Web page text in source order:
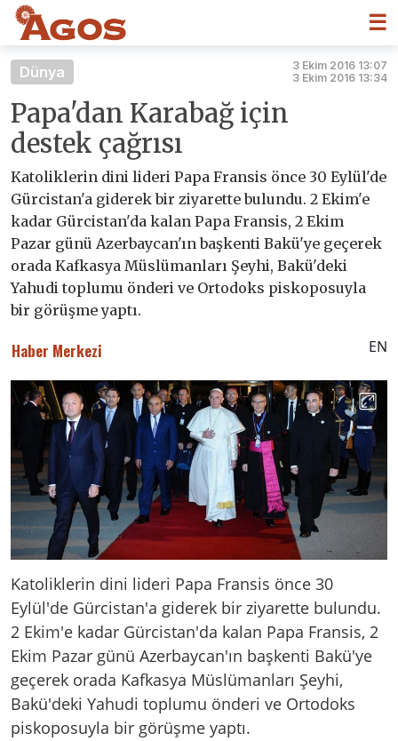
☰
Dünya
3 Ekim 2016 13:07
3 Ekim 2016 13:34
Papa'dan Karabağ için
destek çağrısı
Katoliklerin dini lideri Papa Fransis önce 30 Eylül'de
Gürcistan'a giderek bir ziyarette bulundu. 2 Ekim'e
kadar Gürcistan'da kalan Papa Fransis, 2 Ekim
Pazar günü Azerbaycan'ın başkenti Bakü'ye geçerek
orada Kafkasya Müslümanları Şeyhi, Bakü'deki
Yahudi toplumu önderi ve Ortodoks piskoposuyla
bir görüşme yaptı.
Haber Merkezi EN
Katoliklerin dini lideri Papa Fransis önce 30
Eylül'de Gürcistan'a giderek bir ziyarette bulundu.
2 Ekim'e kadar Gürcistan'da kalan Papa Fransis, 2
Ekim Pazar günü Azerbaycan'ın başkenti Bakü'ye
geçerek orada Kafkasya Müslümanları Şeyhi,
Bakü'deki Yahudi toplumu önderi ve Ortodoks
piskoposuyla bir görüşme yaptı.